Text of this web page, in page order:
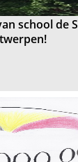
school de